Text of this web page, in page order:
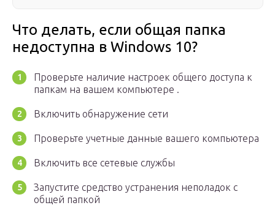
Что делать, если общая папка
недоступна в Windows 10?
Проверьте наличие настроек общего доступа к
папкам на вашем компьютере .
Включить обнаружение сети
Проверьте учетные данные вашего компьютера
Включить все сетевые службы
Запустите средство устранения неполадок с
общей папкой